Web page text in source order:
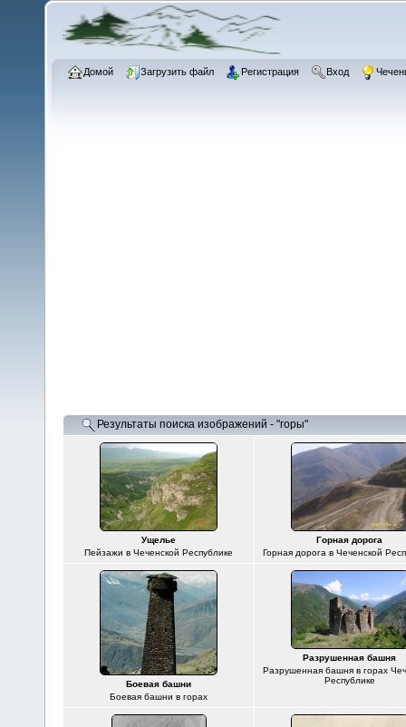
Домой Загрузить файл Регистрация Вход
Результаты поиска изображений - "горы"
Ущелье
Пейзажи в Чеченской Республике
Горная дорога
Горная дорога в Чеченской
Боевая башни
Боевая башни в горах
Разрушенная башня
Разрушенная башня в горах
Республике